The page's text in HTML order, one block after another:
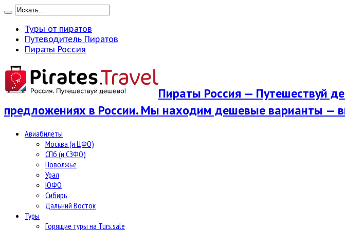
Туры от пиратов
Путеводитель Пиратов
Пираты Россия
Пираты Россия — Путешествуй
предложениях в России. Мы находим дешевые варианты —
Авиабилеты
Москва (и ЦФО)
СПб (и СЗФО)
Поволжье
Урал
ЮФО
Сибирь
Дальний Восток
Туры
Горящие туры на Turs.sale